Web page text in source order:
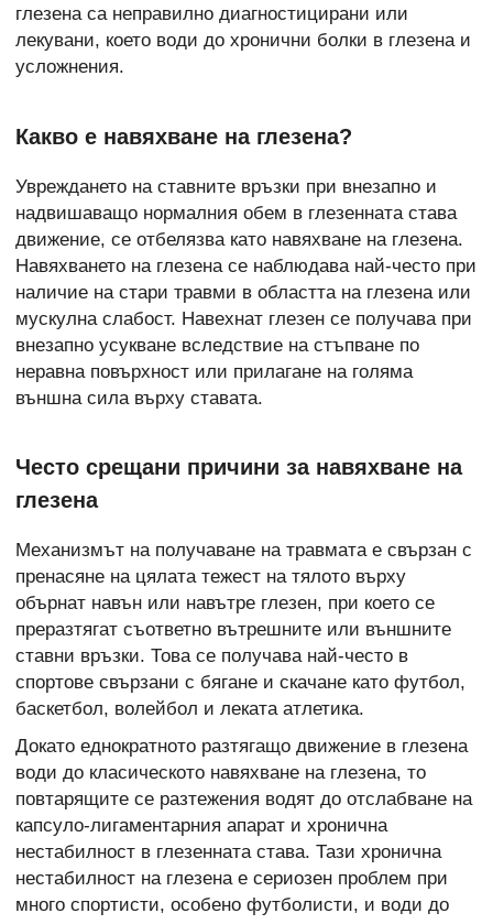
глезена са неправилно диагностицирани или
лекувани, което води до хронични болки в глезена и
усложнения.
Какво е навяхване на глезена?
Увреждането на ставните връзки при внезапно и
надвишаващо нормалния обем в глезенната става
движение, се отбелязва като навяхване на глезена.
Навяхването на глезена се наблюдава най-често при
наличие на стари травми в областта на глезена или
мускулна слабост. Навехнат глезен се получава при
внезапно усукване вследствие на стъпване по
неравна повърхност или прилагане на голяма
външна сила върху ставата.
Често срещани причини за навяхване на
глезена
Механизмът на получаване на травмата е свързан с
пренасяне на цялата тежест на тялото върху
обърнат навън или навътре глезен, при което се
преразтягат съответно вътрешните или външните
ставни връзки. Това се получава най-често в
спортове свързани с бягане и скачане като футбол,
баскетбол, волейбол и леката атлетика.
Докато еднократното разтягащо движение в глезена
води до класическото навяхване на глезена, то
повтарящите се разтежения водят до отслабване на
капсуло-лигаментарния апарат и хронична
нестабилност в глезенната става. Тази хронична
нестабилност на глезена е сериозен проблем при
много спортисти, особено футболисти, и води до